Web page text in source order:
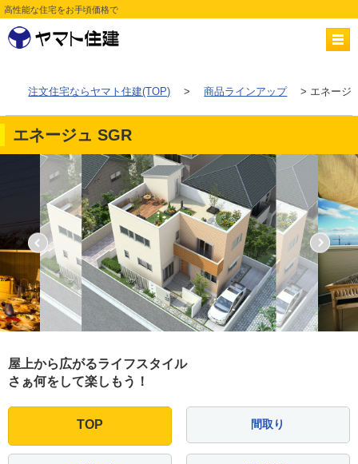
高性能な住宅をお手頃価格で
注文住宅ならヤマト住建(TOP) > 商品ラインアップ > エネージ
エネージュ SGR
屋上から広がるライフスタイル
さぁ何をして楽しもう！
TOP 間取り